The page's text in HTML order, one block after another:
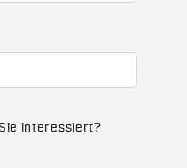
interessiert?